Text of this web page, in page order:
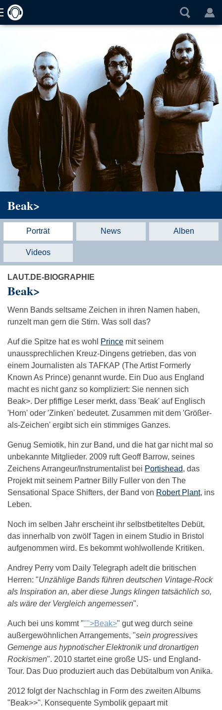
Beak>
Porträt News Alben
Videos
LAUT.DE-BIOGRAPHIE
Beak>
Wenn Bands seltsame Zeichen in ihren Namen haben,
runzelt man gern die Stirn. Was soll das?
Auf die Spitze hat es wohl Prince mit seinem
unaussprechlichen Kreuz-Dingens getrieben, das von
einem Journalisten als TAFKAP (The Artist Formerly
Known As Prince) genannt wurde. Ein Duo aus England
macht es nicht ganz so kompliziert: Sie nennen sich
Beak>. Der pfiffige Leser merkt, dass 'Beak' auf Englisch
'Horn' oder 'Zinken' bedeutet. Zusammen mit dem 'Größer-
als-Zeichen' ergibt sich ein stimmiges Ganzes.
Genug Semiotik, hin zur Band, und die hat gar nicht mal so
unbekannte Mitglieder. 2009 ruft Geoff Barrow, seines
Zeichens Arrangeur/Instrumentalist bei Portishead, das
Projekt mit seinem Partner Billy Fuller von den The
Sensational Space Shifters, der Band von Robert Plant, ins
Leben.
Noch im selben Jahr erscheint ihr selbstbetiteltes Debüt,
das innerhalb von zwölf Tagen in einem Studio in Bristol
aufgenommen wird. Es bekommt wohlwollende Kritiken.
Andrey Perry vom Daily Telegraph adelt die britischen
Herren: "Unzählige Bands führen deutschen Vintage-Rock
als Inspiration an, aber diese Jungs klingen tatsächlich so,
als wäre der Vergleich angemessen".
Auch bei uns kommt """>Beak>" gut weg durch seine
außergewöhnlichen Arrangements, "sein progressives
Gemenge aus hypnotischer Elektronik und dronartigen
Rockismen". 2010 startet eine große US- und England-
Tour. Das Duo produziert auch das Debütalbum von Anika.
2012 folgt der Nachschlag in Form des zweiten Albums
"Beak>>". Konsequente Symbolik gepaart mit